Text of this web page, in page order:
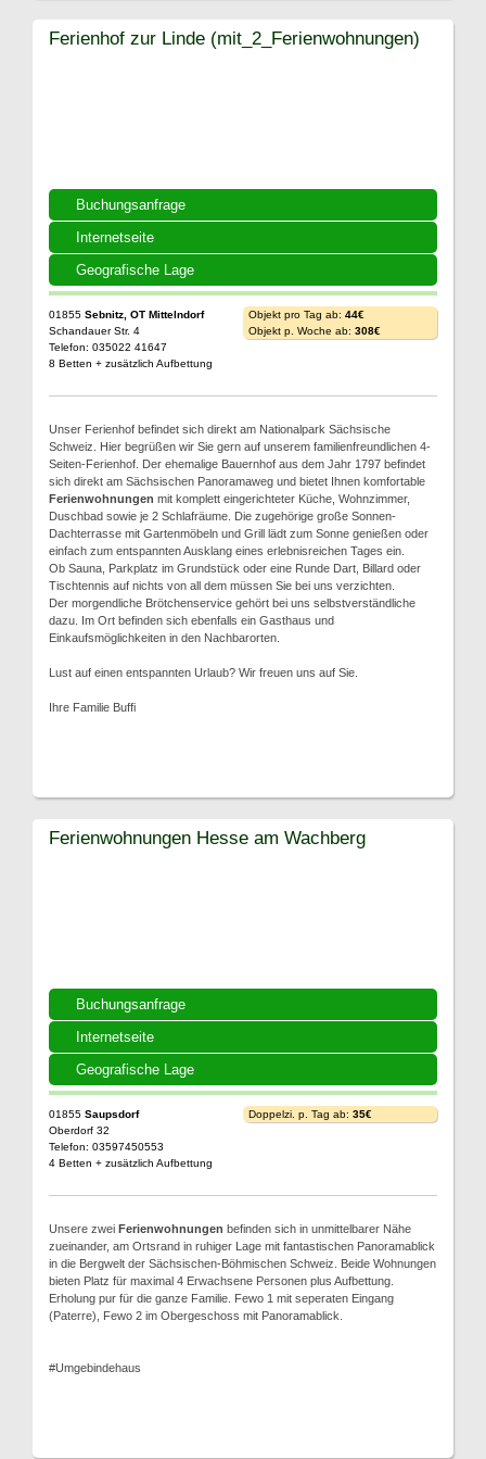
Buchungsanfrage
Internetseite
Geografische Lage
Ferienhof zur Linde (mit_2_Ferienwohnungen)
01855 Sebnitz, OT Mittelndorf
Schandauer Str. 4
Telefon: 035022 41647
8 Betten + zusätzlich Aufbettung
Objekt pro Tag ab: 44€
Objekt p. Woche ab: 308€
Unser Ferienhof befindet sich direkt am Nationalpark Sächsische
Schweiz. Hier begrüßen wir Sie gern auf unserem familienfreundlichen 4-
Seiten-Ferienhof. Der ehemalige Bauernhof aus dem Jahr 1797 befindet
sich direkt am Sächsischen Panoramaweg und bietet Ihnen komfortable
Ferienwohnungen mit komplett eingerichteter Küche, Wohnzimmer,
Duschbad sowie je 2 Schlafräume. Die zugehörige große Sonnen-
Dachterrasse mit Gartenmöbeln und Grill lädt zum Sonne genießen oder
einfach zum entspannten Ausklang eines erlebnisreichen Tages ein.
Ob Sauna, Parkplatz im Grundstück oder eine Runde Dart, Billard oder
Tischtennis auf nichts von all dem müssen Sie bei uns verzichten.
Der morgendliche Brötchenservice gehört bei uns selbstverständliche
dazu. Im Ort befinden sich ebenfalls ein Gasthaus und
Einkaufsmöglichkeiten in den Nachbarorten.
Lust auf einen entspannten Urlaub? Wir freuen uns auf Sie.
Ihre Familie Buffi
Buchungsanfrage
Internetseite
Geografische Lage
Ferienwohnungen Hesse am Wachberg
01855 Saupsdorf
Oberdorf 32
Telefon: 03597450553
4 Betten + zusätzlich Aufbettung
Doppelzi. p. Tag ab: 35€
Unsere zwei Ferienwohnungen befinden sich in unmittelbarer Nähe
zueinander, am Ortsrand in ruhiger Lage mit fantastischen Panoramablick
in die Bergwelt der Sächsischen-Böhmischen Schweiz. Beide Wohnungen
bieten Platz für maximal 4 Erwachsene Personen plus Aufbettung.
Erholung pur für die ganze Familie. Fewo 1 mit seperaten Eingang
(Paterre), Fewo 2 im Obergeschoss mit Panoramablick.
#Umgebindehaus